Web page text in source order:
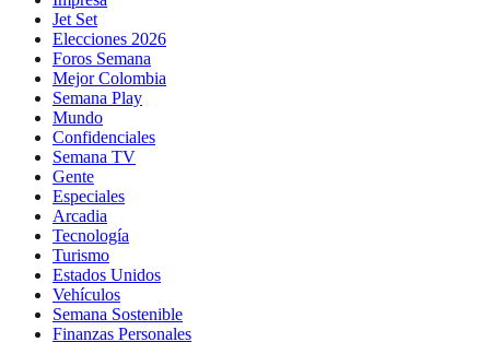
Jet Set
Elecciones 2026
Foros Semana
Mejor Colombia
Semana Play
Mundo
Confidenciales
Semana TV
Gente
Especiales
Arcadia
Tecnología
Turismo
Estados Unidos
Vehículos
Semana Sostenible
Finanzas Personales